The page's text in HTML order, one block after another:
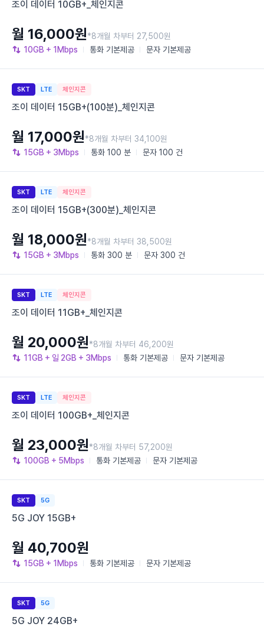
조이 데이터 10GB+_체인지콘
10GB + 1Mbps 통화 기본제공 문자 기본제공
월 16,000원*8개월 차부터 27,500원
SKT LTE 체인지콘
조이 데이터 15GB+(100분)_체인지콘
15GB + 3Mbps 통화 100 분 문자 100 건
월 17,000원*8개월 차부터 34,100원
SKT LTE 체인지콘
조이 데이터 15GB+(300분)_체인지콘
15GB + 3Mbps 통화 300 분 문자 300 건
월 18,000원*8개월 차부터 38,500원
SKT LTE 체인지콘
조이 데이터 11GB+_체인지콘
11GB + 일 2GB + 3Mbps 통화 기본제공 문자 기본제공
월 20,000원*8개월 차부터 46,200원
SKT LTE 체인지콘
조이 데이터 100GB+_체인지콘
100GB + 5Mbps 통화 기본제공 문자 기본제공
월 23,000원*8개월 차부터 57,200원
SKT 5G
5G JOY 15GB+
15GB + 1Mbps 통화 기본제공 문자 기본제공
월 40,700원
SKT 5G
5G JOY 24GB+